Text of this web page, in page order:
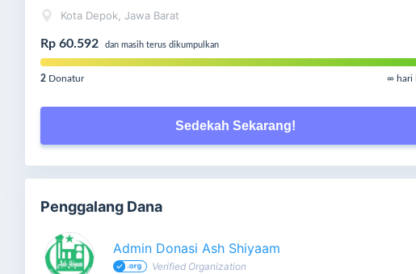
Kota Depok, Jawa Barat
Rp 60.592 dan masih terus dikumpulkan
2 Donatur ∞ hari
Sedekah Sekarang!
Penggalang Dana
Admin Donasi Ash Shiyaam
Verified Organization